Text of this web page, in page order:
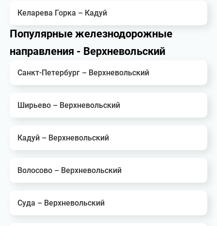
Келарева Горка – Кадуй
Популярные железнодорожные
направления - Верхневольский
Санкт-Петербург – Верхневольский
Ширьево – Верхневольский
Кадуй – Верхневольский
Волосово – Верхневольский
Суда – Верхневольский